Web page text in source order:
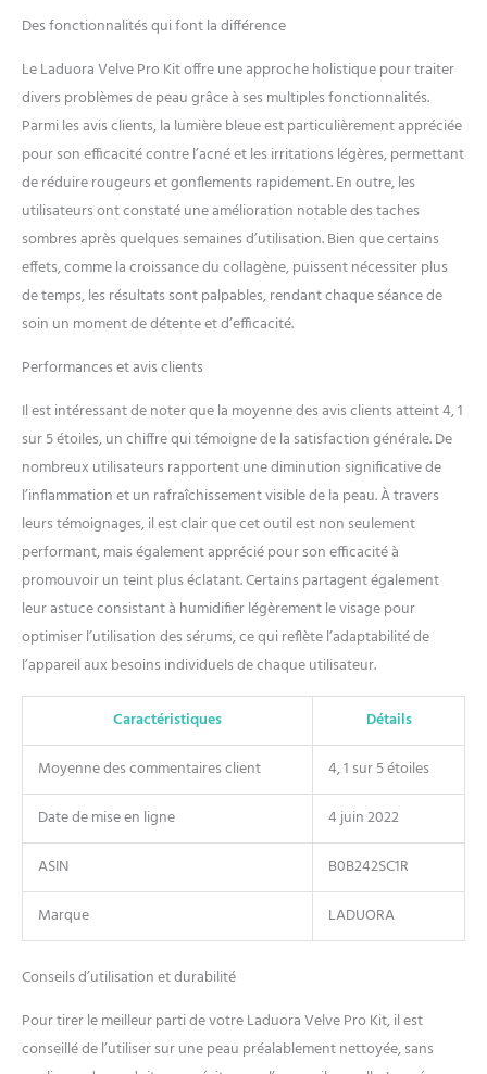
déplacements avec notre
de poche. Sérum activateur
8Pepta : un mélange unique
de complexe 8Pepta, d'acide
hyaluronique et de
niacinamide pour améliorer
vos traitements de baguette.
Contenu de l'emballage : 1
baguette Laduora Velve Pro
5 en 1, 1 sérum activateur
8Pepta (50 ml), 1 adaptateur
mural, 1 câble de charge
magnétique, 1 guide de
Des fonctionnalités qui font la différence
Le Laduora Velve Pro Kit offre une approche holistique pour traiter
divers problèmes de peau grâce à ses multiples fonctionnalités.
Parmi les avis clients, la lumière bleue est particulièrement appréciée
pour son efficacité contre l’acné et les irritations légères, permettant
de réduire rougeurs et gonflements rapidement. En outre, les
utilisateurs ont constaté une amélioration notable des taches
sombres après quelques semaines d’utilisation. Bien que certains
effets, comme la croissance du collagène, puissent nécessiter plus
de temps, les résultats sont palpables, rendant chaque séance de
soin un moment de détente et d’efficacité.
Performances et avis clients
Il est intéressant de noter que la moyenne des avis clients atteint 4, 1
sur 5 étoiles, un chiffre qui témoigne de la satisfaction générale. De
nombreux utilisateurs rapportent une diminution significative de
l’inflammation et un rafraîchissement visible de la peau. À travers
leurs témoignages, il est clair que cet outil est non seulement
performant, mais également apprécié pour son efficacité à
promouvoir un teint plus éclatant. Certains partagent également
leur astuce consistant à humidifier légèrement le visage pour
optimiser l’utilisation des sérums, ce qui reflète l’adaptabilité de
l’appareil aux besoins individuels de chaque utilisateur.
Caractéristiques
Détails
Moyenne des commentaires client
4, 1 sur 5 étoiles
Date de mise en ligne
4 juin 2022
ASIN
B0B242SC1R
Marque
LADUORA
Conseils d’utilisation et durabilité
Pour tirer le meilleur parti de votre Laduora Velve Pro Kit, il est
conseillé de l’utiliser sur une peau préalablement nettoyée, sans